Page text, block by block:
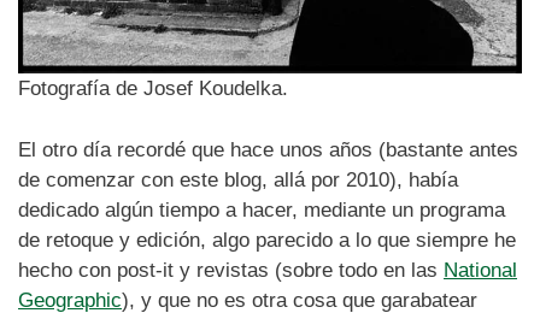
Fotografía de Josef Koudelka.
El otro día recordé que hace unos años (bastante antes
de comenzar con este blog, allá por 2010), había
dedicado algún tiempo a hacer, mediante un programa
de retoque y edición, algo parecido a lo que siempre he
hecho con post-it y revistas (sobre todo en las National
Geographic), y que no es otra cosa que garabatear